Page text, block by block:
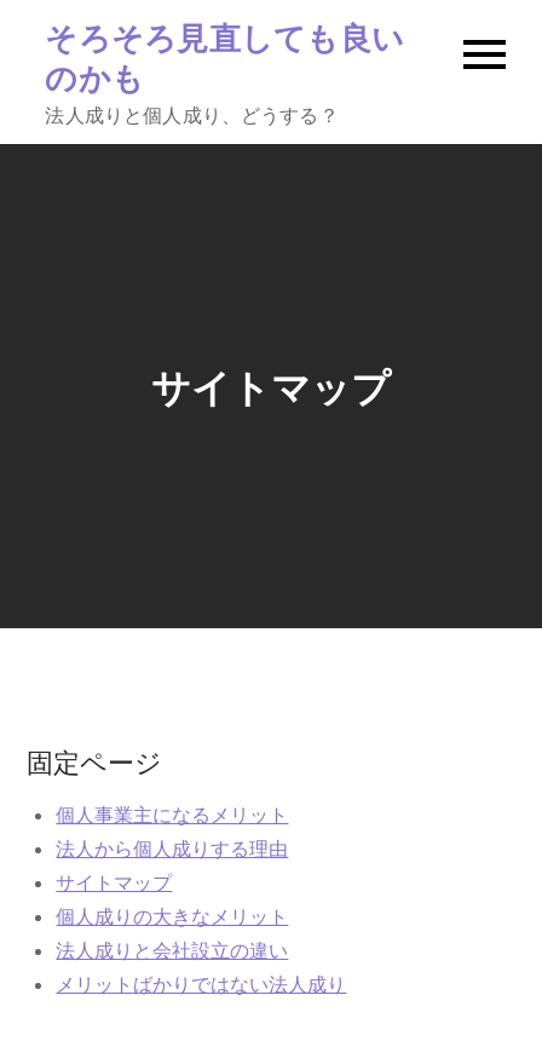
content
そろそろ見直しても良い
のかも
法人成りと個人成り、どうする？
サイトマップ
固定ページ
個人事業主になるメリット
法人から個人成りする理由
サイトマップ
個人成りの大きなメリット
法人成りと会社設立の違い
メリットばかりではない法人成り